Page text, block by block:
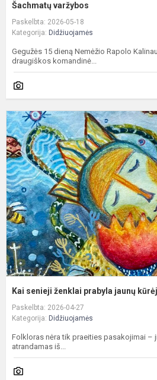
Šachmatų varžybos
Paskelbta: 2026-05-18
Kategorija: Didžiuojamės
Gegužės 15 dieną Nemėžio Rapolo
draugiškos komandinė...
Kai senieji ženklai prabyla jaunų
Paskelbta: 2026-04-27
Kategorija: Didžiuojamės
Folkloras nėra tik praeities pasakojimai –
atrandamas iš...